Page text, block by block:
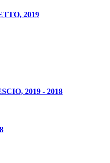
2019
2019 - 2018